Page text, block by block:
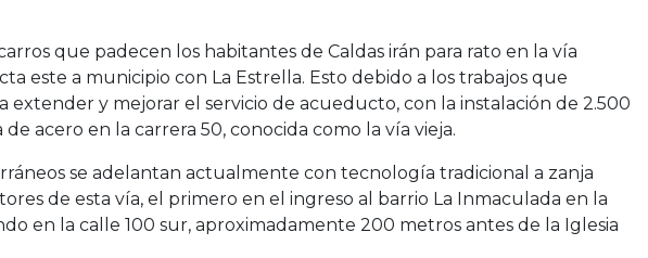
que padecen los habitantes de Caldas irán para rato en la vía
este a municipio con La Estrella. Esto debido a los trabajos que
extender y mejorar el servicio de acueducto, con la instalación de 2.500
acero en la carrera 50, conocida como la vía vieja.
se adelantan actualmente con tecnología tradicional a zanja
de esta vía, el primero en el ingreso al barrio La Inmaculada en la
en la calle 100 sur, aproximadamente 200 metros antes de la Iglesia